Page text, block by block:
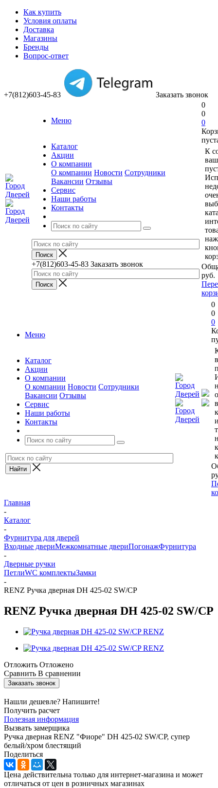
Как купить
Условия оплаты
Доставка
Магазины
Бренды
Вопрос-ответ
+7(812)603-45-83 Заказать звонок
Меню
Каталог
Акции
О компании
О компании Новости Сотрудники
Вакансии Отзывы
Сервис
Наши работы
Контакты
+7(812)603-45-83 Заказать звонок
0
0
0
К
руб.
Меню
Каталог
Акции
О компании
О компании Новости Сотрудники
Вакансии Отзывы
Сервис
Наши работы
Контакты
0
0
0
Главная
-
Каталог
-
Фурнитура для дверей
Входные двериМежкомнатные двериПогонажФурнитура
-
Дверные ручки
ПетлиWC комплектыЗамки
-
RENZ Ручка дверная DH 425-02 SW/CP
RENZ Ручка дверная DH 425-02 SW/CP
Отложить Отложено
Сравнить В сравнении
Заказать звонок
Нашли дешевле? Напишите!
Получить расчет
Полезная информация
Вызвать замерщика
Ручка дверная RENZ "Фиоре" DH 425-02 SW/CP, супер
белый/хром блестящий
Поделиться
Цена действительна только для интернет-магазина и может
отличаться от цен в розничных магазинах